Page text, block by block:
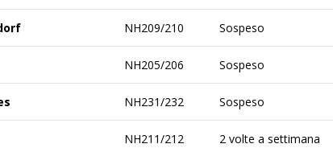
NH209/210 Sospeso
NH205/206 Sospeso
NH231/232 Sospeso
NH211/212 2 volte a settimana